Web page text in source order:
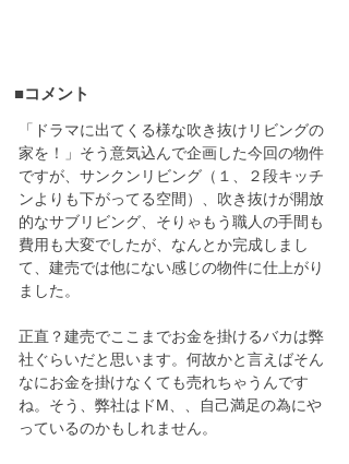
■コメント
「ドラマに出てくる様な吹き抜けリビングの
家を！」そう意気込んで企画した今回の物件
ですが、サンクンリビング（１、２段キッチ
ンよりも下がってる空間）、吹き抜けが開放
的なサブリビング、そりゃもう職人の手間も
費用も大変でしたが、なんとか完成しまし
て、建売では他にない感じの物件に仕上がり
ました。
正直？建売でここまでお金を掛けるバカは弊
社ぐらいだと思います。何故かと言えばそん
なにお金を掛けなくても売れちゃうんです
ね。そう、弊社はドM、、自己満足の為にや
っているのかもしれません。